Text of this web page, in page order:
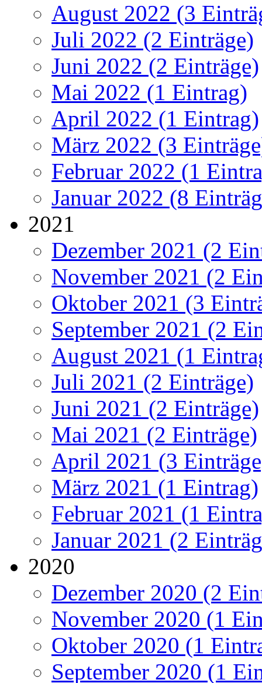
August 2022 (3
Juli 2022 (2 Einträge)
Juni 2022 (2 Einträge)
Mai 2022 (1 Eintrag)
April 2022 (1 Eintrag)
März 2022 (3
Februar 2022 (1
Januar 2022 (8
2021
Dezember 2021 (2
November 2021 (2
Oktober 2021 (3
September 2021 (2
August 2021 (1
Juli 2021 (2 Einträge)
Juni 2021 (2 Einträge)
Mai 2021 (2 Einträge)
April 2021 (3
März 2021 (1 Eintrag)
Februar 2021 (1
Januar 2021 (2
2020
Dezember 2020 (2
November 2020 (1
Oktober 2020 (1
September 2020 (1